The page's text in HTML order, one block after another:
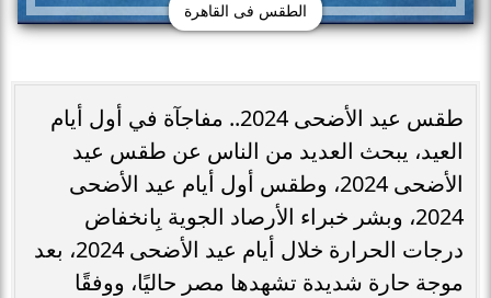
الطقس فى القاهرة
طقس عيد الأضحى 2024.. مفاجآة في أول أيام
العيد، يبحث العديد من الناس عن طقس عيد
الأضحى 2024، وطقس أول أيام عيد الأضحى
2024، وبشر خبراء الأرصاد الجوية بِانخفاض
درجات الحرارة خلال أيام عيد الأضحى 2024، بعد
موجة حارة شديدة تشهدها مصر حاليًا، ووفقًا